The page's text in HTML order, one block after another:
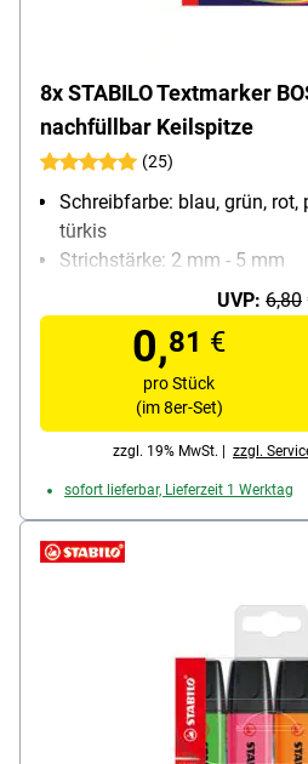
8x STABILO Textmarker
nachfüllbar Keilspitze
(25)
Schreibfarbe: blau, grün, rot,
türkis
Strichstärke: 2 mm - 5 mm
Ausführung: schnell
Offenlagerfähigkeit,
Besonderheiten: starke
Stunden offenlagerfähig
Inhalt pro Pack: 8 Stück
UVP: 6,80
0,81 €
pro Stück
(im 8er-Set)
zzgl. 19% MwSt. | zzgl.
sofort lieferbar, Lieferzeit 1 Werktag